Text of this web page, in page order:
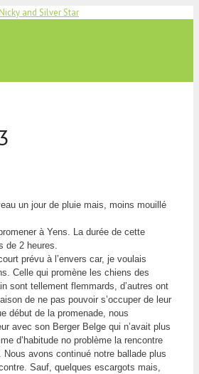
un jour de pluie mais, moins mouillé
à Yens. La durée de cette
de 2 heures.
prévu à l’envers car, je voulais
Celle qui promène les chiens des
sont tellement flemmards, d’autres ont
de ne pas pouvoir s’occuper de leur
début de la promenade, nous
avec son Berger Belge qui n’avait plus
d’habitude no problème la rencontre
Nous avons continué notre ballade plus
Sauf, quelques escargots mais,